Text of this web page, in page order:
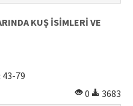
KUŞ İSİMLERİ VE
43-79
0
3683